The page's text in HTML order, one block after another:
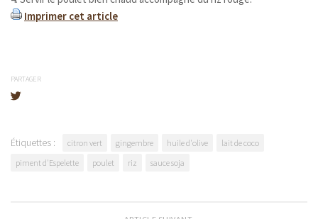
Imprimer cet article
PARTAGER
Étiquettes : citron vert gingembre huile d'olive
lait de coco
piment d'Espelette
poulet riz sauce soja